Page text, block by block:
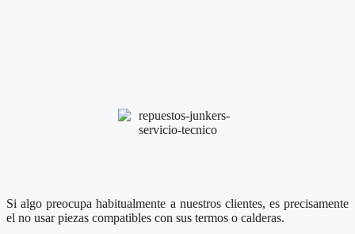
Si algo preocupa habitualmente a nuestros clientes, es precisamente
el no usar piezas compatibles con sus termos o calderas.